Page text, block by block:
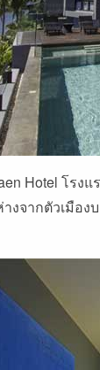
Hotel โร
งจากตัวเมือง